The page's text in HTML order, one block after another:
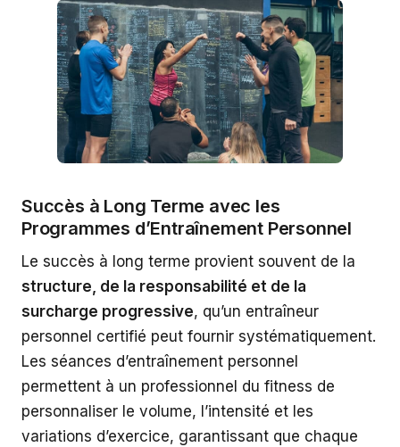
Succès à Long Terme avec les
Programmes d’Entraînement Personnel
Le succès à long terme provient souvent de la
structure, de la responsabilité et de la
surcharge progressive, qu’un entraîneur
personnel certifié peut fournir systématiquement.
Les séances d’entraînement personnel
permettent à un professionnel du fitness de
personnaliser le volume, l’intensité et les
variations d’exercice, garantissant que chaque